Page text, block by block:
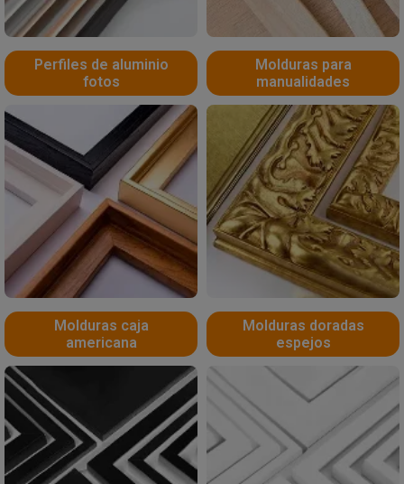
Perfiles de aluminio
fotos
Molduras para
manualidades
Molduras caja
americana
Molduras doradas
espejos